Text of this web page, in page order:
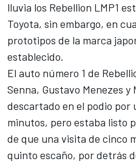
lluvia los Rebellion LMP1
Toyota, sin embargo, en
prototipos de la marca
establecido.
El auto número 1 de
Senna, Gustavo Menezes
descartado en el podio por
minutos, pero estaba listo
de que una visita de cinco
quinto escaño, por detrás